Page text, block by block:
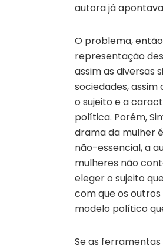
autora já
O problema,
representação
assim as diversas
sociedades,
o sujeito e a
política. Porém,
drama da mulher
não-essencial, a
mulheres não
eleger o sujeito
com que os
modelo político
Se as